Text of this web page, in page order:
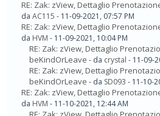
RE: Zak: zView, Dettaglio
da AC115 - 11-09-2021, 07:57 PM
RE: Zak: zView, Dettaglio
da HVM - 11-09-2021, 10:04 PM
RE: Zak: zView, Dettaglio
beKindOrLeave - da crystal - 11-09-
RE: Zak: zView, Dettaglio
beKindOrLeave - da SD093 - 11-10-
RE: Zak: zView, Dettaglio
da HVM - 11-10-2021, 12:44 AM